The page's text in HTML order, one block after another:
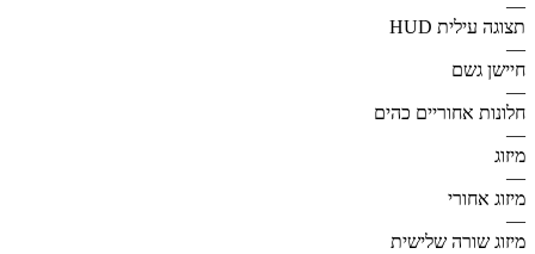
—
תצוגה עילית HUD
—
חיישן גשם
—
חלונות אחוריים כהים
—
מיזוג
—
מיזוג אחורי
—
מיזוג שורה שלישית